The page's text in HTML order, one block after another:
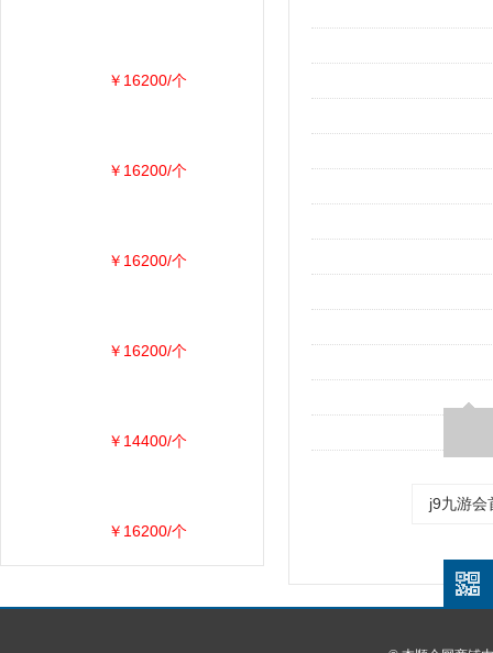
j9九游会
￥16200/个
￥16200/个
￥16200/个
￥16200/个
￥14400/个
￥16200/个